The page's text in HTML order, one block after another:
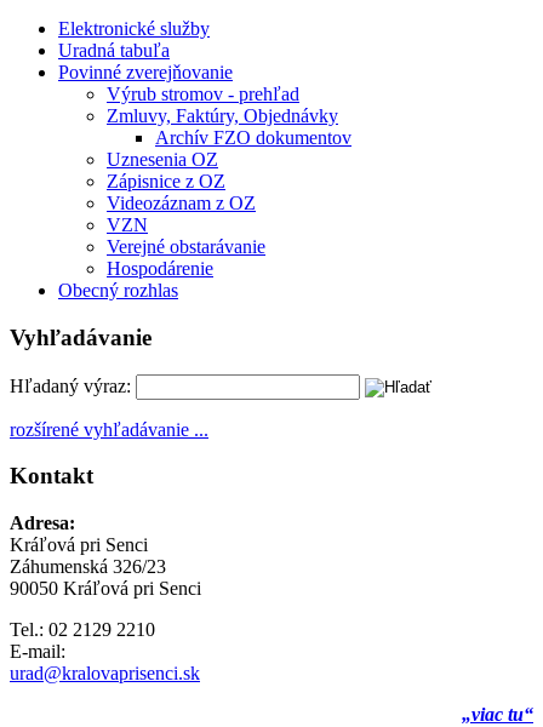
Elektronické služby
Uradná tabuľa
Povinné zverejňovanie
Výrub stromov - prehľad
Zmluvy, Faktúry, Objednávky
Archív FZO dokumentov
Uznesenia OZ
Zápisnice z OZ
Videozáznam z OZ
VZN
Verejné obstarávanie
Hospodárenie
Obecný rozhlas
Vyhľadávanie
Hľadaný výraz:
rozšírené vyhľadávanie ...
Kontakt
Adresa:
Kráľová pri Senci
Záhumenská 326/23
90050 Kráľová pri Senci
Tel.: 02 2129 2210
E-mail:
urad@kralovaprisenci.sk
„viac tu“